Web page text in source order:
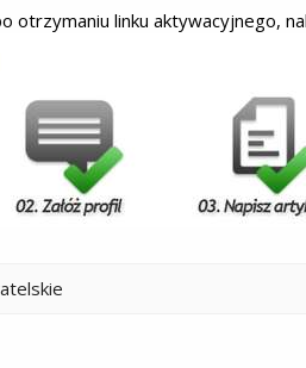
otrzymaniu linku aktywacyjnego,